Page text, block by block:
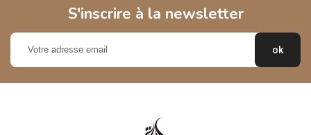
S'inscrire à la newsletter